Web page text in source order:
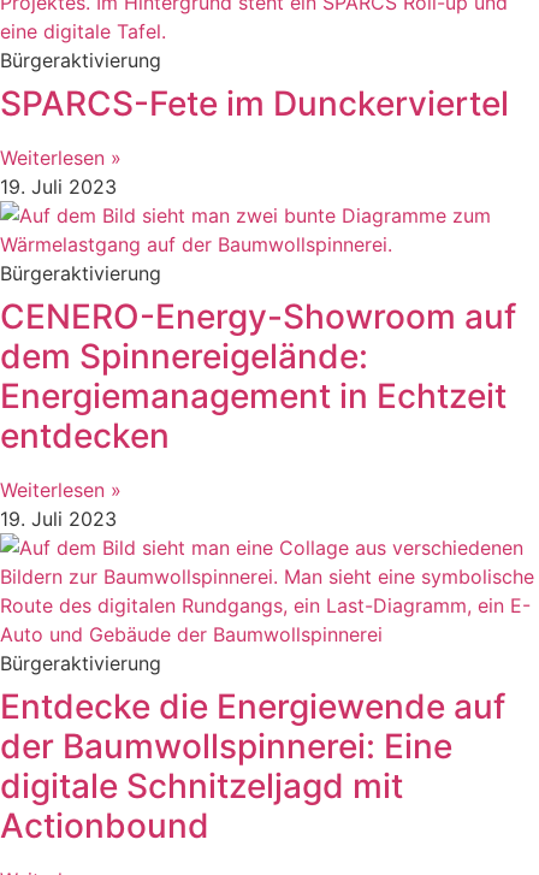
Bürgeraktivierung
SPARCS-Fete im Dunckerviertel
Weiterlesen »
19. Juli 2023
Bürgeraktivierung
CENERO-Energy-Showroom auf
dem Spinnereigelände:
Energiemanagement in Echtzeit
entdecken
Weiterlesen »
19. Juli 2023
Bürgeraktivierung
Entdecke die Energiewende auf
der Baumwollspinnerei: Eine
digitale Schnitzeljagd mit
Actionbound